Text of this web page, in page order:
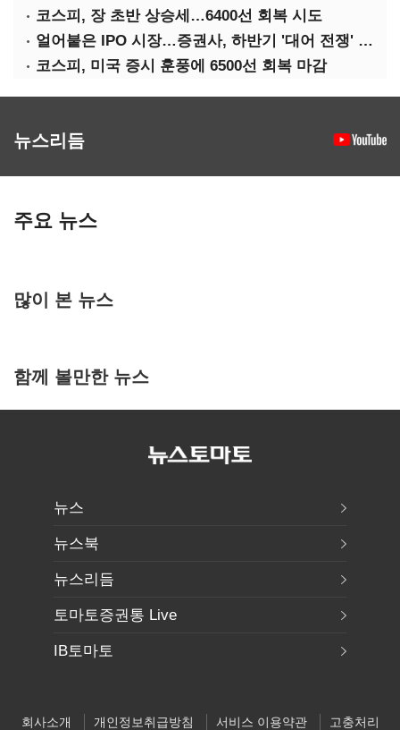
코스피, 장 초반 상승세…6400선 회복 시도
얼어붙은 IPO 시장…증권사, 하반기 '대어 전쟁' 기대
코스피, 미국 증시 훈풍에 6500선 회복 마감
뉴스리듬
주요 뉴스
많이 본 뉴스
함께 볼만한 뉴스
뉴스
뉴스북
뉴스리듬
토마토증권통 Live
IB토마토
회사소개 개인정보취급방침 서비스 이용약관 고충처리